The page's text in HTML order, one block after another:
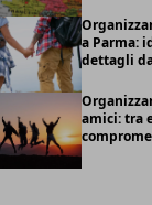
a Parma:
dettagli
amici: tra